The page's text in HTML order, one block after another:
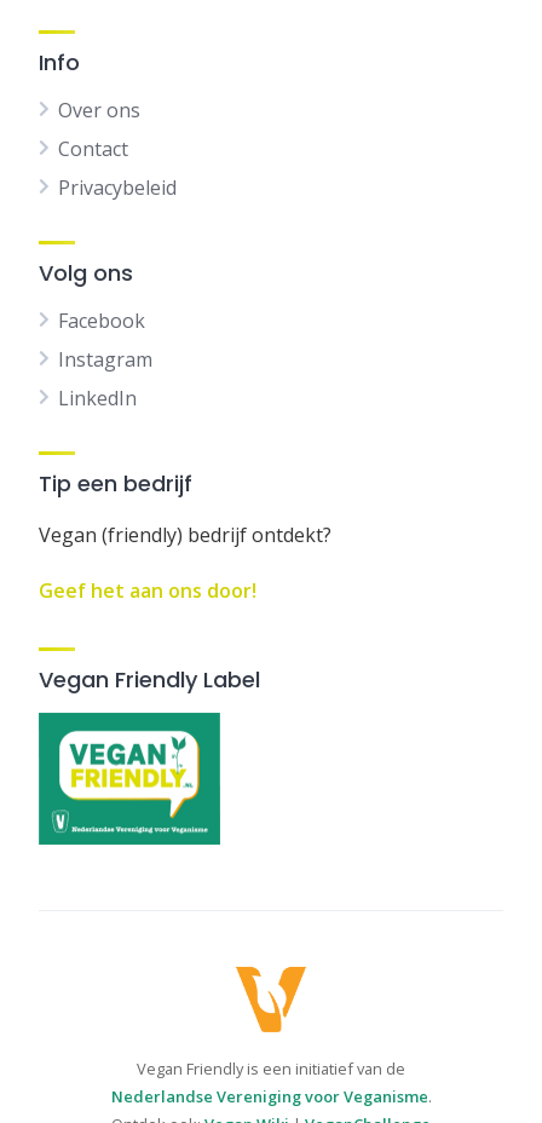
Info
Over ons
Contact
Privacybeleid
Volg ons
Facebook
Instagram
LinkedIn
Tip een bedrijf
Vegan (friendly) bedrijf ontdekt?
Geef het aan ons door!
Vegan Friendly Label
Vegan Friendly is een initiatief van de
Nederlandse Vereniging voor Veganisme.